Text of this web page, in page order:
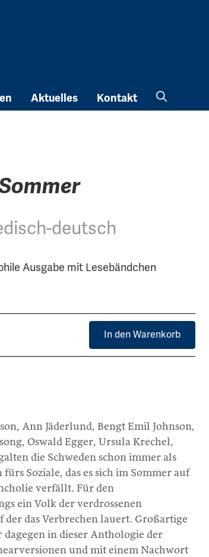
Aktuelles Kontakt
deutsch
Ausgabe mit Lesebändchen
In den Warenkorb
Ann Jäderlund, Bengt Emil Johnson,
Oswald Egger, Ursula Krechel,
die Schweden schon immer als
Soziale, das es sich im Sommer auf
verfällt. Für den
ein Volk der verdrossenen
der das Verbrechen lauert. Großartige
dagegen in dieser Anthologie der
und mit einem Nachwort